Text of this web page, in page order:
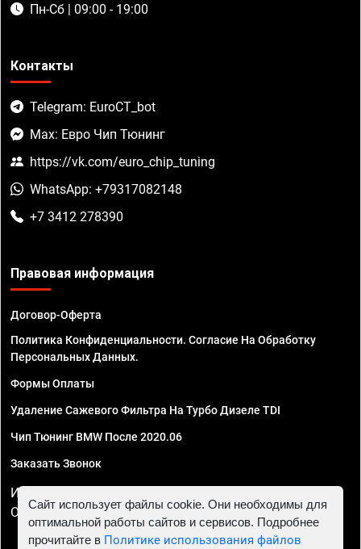
Пн-Сб | 09:00 - 19:00
Контакты
Telegram: EuroCT_bot
Max: Евро Чип Тюнинг
https://vk.com/euro_chip_tuning
WhatsApp: +79317082148
+7 3412 278390
Правовая информация
Договор-Оферта
Политика Конфиденциальности. Согласие На Обработку
Персональных Данных.
Формы Оплаты
Удаление Сажевого Фильтра На Турбо Дизеле TDI
Чип Тюнинг BMW После 2020.06
Заказать Звонок
ИП Смирнов Георгий Павлович. ИНН 781302555843,
ОГРНИП 324470400032610
Сайт использует файлы cookie. Они необходимы для
оптимальной работы сайтов и сервисов. Подробнее
прочитайте в Политике использования файлов